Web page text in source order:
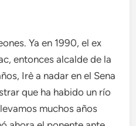
Ya en 1990, el ex
entonces alcalde de la
Irè a nadar en el Sena
que ha habido un río
muchos años